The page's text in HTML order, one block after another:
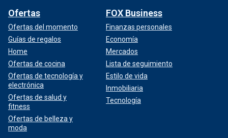
Ofertas
Ofertas del momento
Guías de regalos
Home
Ofertas de cocina
Ofertas de tecnología y
electrónica
Ofertas de salud y
fitness
Ofertas de belleza y
moda
FOX Business
Finanzas personales
Economía
Mercados
Lista de seguimiento
Estilo de vida
Inmobiliaria
Tecnología